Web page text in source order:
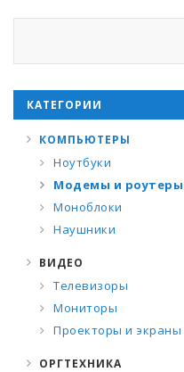
КАТЕГОРИИ
КОМПЬЮТЕРЫ
Ноутбуки
Модемы и роутеры
Моноблоки
Наушники
ВИДЕО
Телевизоры
Мониторы
Проекторы и экраны
ОРГТЕХНИКА